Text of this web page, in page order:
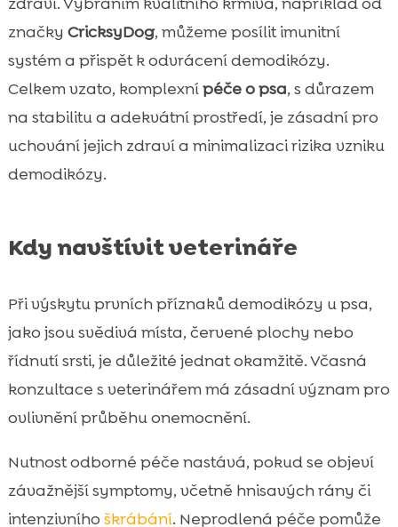
značky CricksyDog, můžeme posílit imunitní
systém a přispět k odvrácení demodikózy.
Celkem vzato, komplexnípéče o psa, s důrazem
na stabilitu a adekvátní prostředí, je zásadní pro
uchování jejich zdraví a minimalizaci rizika vzniku
demodikózy.
Kdy navštívit veterináře
Při výskytu prvních příznaků demodikózy u psa,
jako jsou svědivá místa, červené plochy nebo
řídnutí srsti, je důležité jednat okamžitě. Včasná
konzultace s veterinářem má zásadní význam pro
ovlivnění průběhu onemocnění.
Nutnost odborné péče nastává, pokud se objeví
závažnější symptomy, včetně hnisavých rány či
intenzivního škrábání. Neprodlená péče pomůže